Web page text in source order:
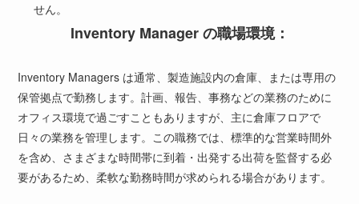
せん。
Inventory Manager の職場環境：
Inventory Managers は通常、製造施設内の倉庫、または専用の
保管拠点で勤務します。計画、報告、事務などの業務のために
オフィス環境で過ごすこともありますが、主に倉庫フロアで
日々の業務を管理します。この職務では、標準的な営業時間外
を含め、さまざまな時間帯に到着・出発する出荷を監督する必
要があるため、柔軟な勤務時間が求められる場合があります。